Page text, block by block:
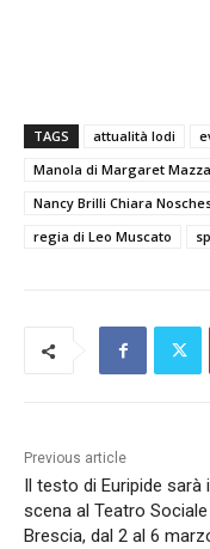
TAGS attualità lodi
Manola di Margaret
Nancy Brilli Chiara
regia di Leo Muscato
Previous article
Il testo di Euripide sarà
scena al Teatro Sociale
Brescia, dal 2 al 6